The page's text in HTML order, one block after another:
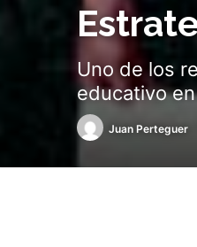
Uno de los
educativo
Juan Perteguer